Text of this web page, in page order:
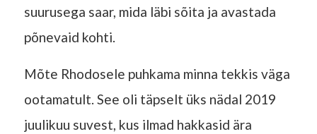
suurusega saar, mida läbi sõita ja avastada
põnevaid kohti.
Mõte Rhodosele puhkama minna tekkis väga
ootamatult. See oli täpselt üks nädal 2019
juulikuu suvest, kus ilmad hakkasid ära